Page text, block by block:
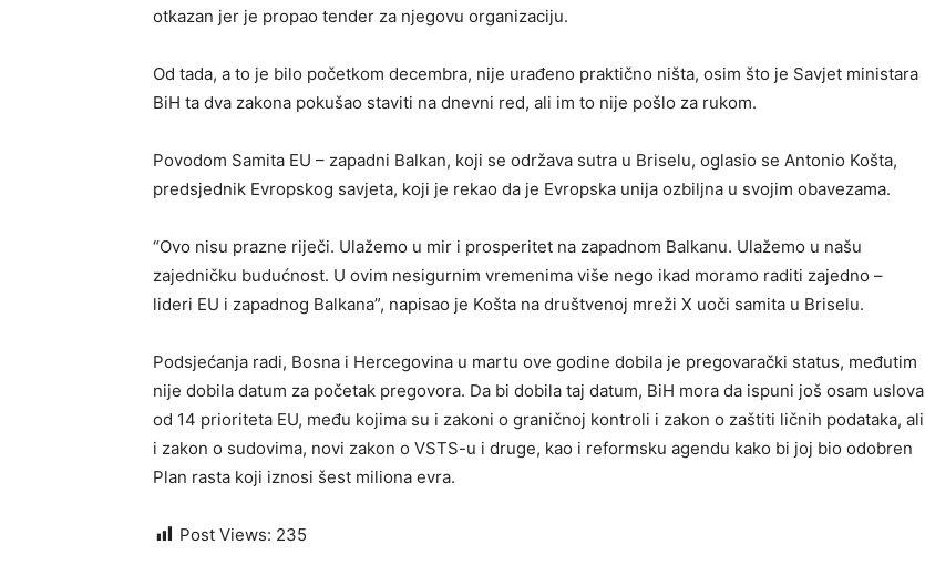
otkazan jer je propao tender za njegovu organizaciju.
Od tada, a to je bilo početkom decembra, nije urađeno praktično ništa, osim što je Savjet ministara
BiH ta dva zakona pokušao staviti na dnevni red, ali im to nije pošlo za rukom.
Povodom Samita EU – zapadni Balkan, koji se održava sutra u Briselu, oglasio se Antonio Košta,
predsjednik Evropskog savjeta, koji je rekao da je Evropska unija ozbiljna u svojim obavezama.
“Ovo nisu prazne riječi. Ulažemo u mir i prosperitet na zapadnom Balkanu. Ulažemo u našu
zajedničku budućnost. U ovim nesigurnim vremenima više nego ikad moramo raditi zajedno –
lideri EU i zapadnog Balkana”, napisao je Košta na društvenoj mreži X uoči samita u Briselu.
Podsjećanja radi, Bosna i Hercegovina u martu ove godine dobila je pregovarački status, međutim
nije dobila datum za početak pregovora. Da bi dobila taj datum, BiH mora da ispuni još osam uslova
od 14 prioriteta EU, među kojima su i zakoni o graničnoj kontroli i zakon o zaštiti ličnih podataka, ali
i zakon o sudovima, novi zakon o VSTS-u i druge, kao i reformsku agendu kako bi joj bio odobren
Plan rasta koji iznosi šest miliona evra.
Post Views: 235